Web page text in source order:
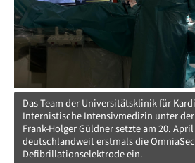
Das Team der Universitätsklinik für
Internistische Intensivmedizin unter
Frank-Holger Güldner setzte am 20.
deutschlandweit erstmals die
Defibrillationselektrode ein.